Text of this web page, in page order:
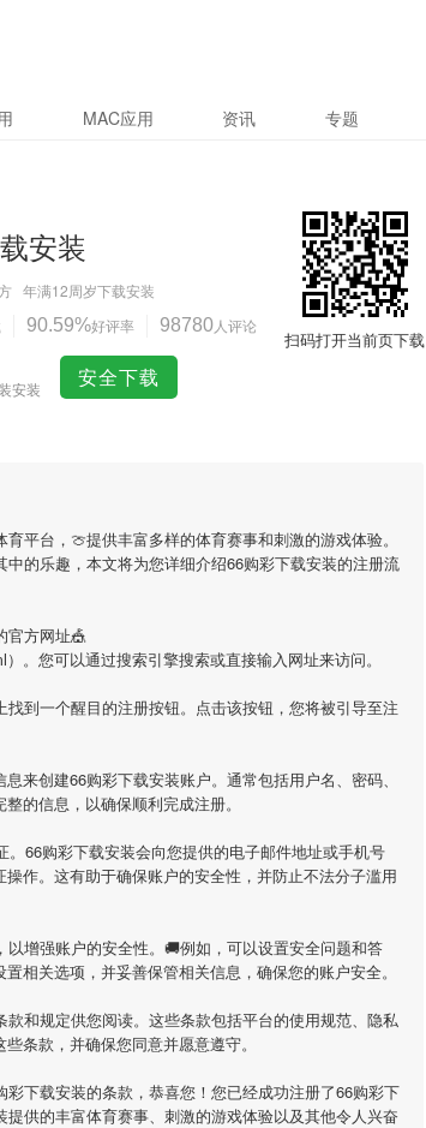
MAC应用 资讯 专题
安装
年满12周岁下载安装
90.59%好评率 98780人评论
安装
安全下载
扫码打开当前页下载
平台，🍈提供丰富多样的体育赛事和刺激的游戏体验。
中的乐趣，本文将为您详细介绍66购彩下载安装的注册流
官方网址🎪
。您可以通过搜索引擎搜索或直接输入网址来访问。
找到一个醒目的注册按钮。点击该按钮，您将被引导至注
息来创建66购彩下载安装账户。通常包括用户名、密码、
的信息，以确保顺利完成注册。
66购彩下载安装会向您提供的电子邮件地址或手机号
作。这有助于确保账户的安全性，并防止不法分子滥用
增强账户的安全性。🚚例如，可以设置安全问题和答
相关选项，并妥善保管相关信息，确保您的账户安全。
款和规定供您阅读。这些条款包括平台的使用规范、隐私
条款，并确保您同意并愿意遵守。
彩下载安装的条款，恭喜您！您已经成功注册了66购彩下
提供的丰富体育赛事、刺激的游戏体验以及其他令人兴奋